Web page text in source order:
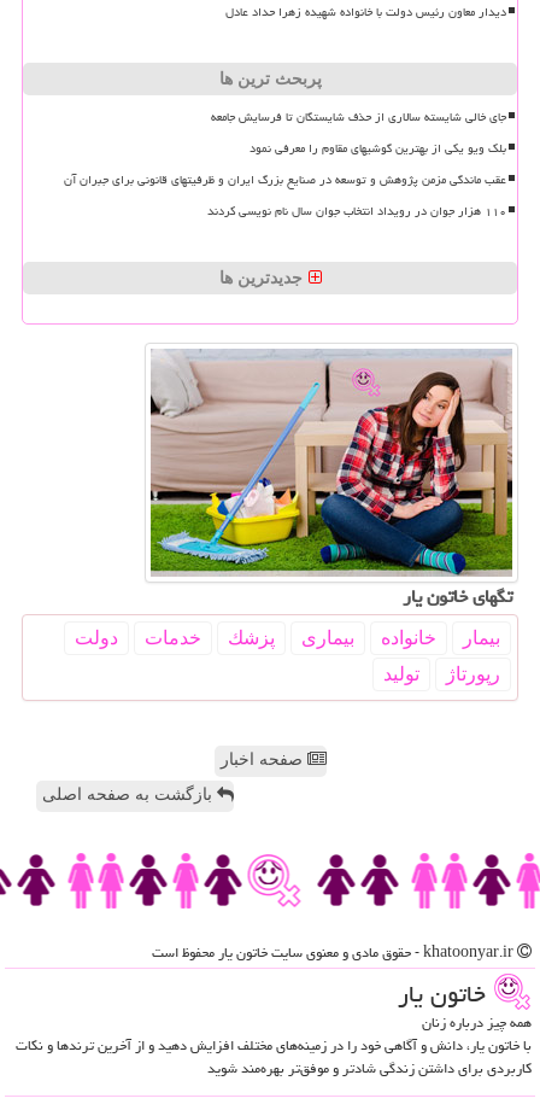
دیدار معاون رئیس دولت با خانواده شهیده زهرا حداد عادل
پربحث ترین ها
جای خالی شایسته سالاری از حذف شایستگان تا فرسایش جامعه
بلک ویو یکی از بهترین گوشیهای مقاوم را معرفی نمود
عقب ماندگی مزمن پژوهش و توسعه در صنایع بزرگ ایران و ظرفیتهای قانونی برای جبران آن
۱۱۰ هزار جوان در رویداد انتخاب جوان سال نام نویسی کردند
جدیدترین ها
تگهای خاتون یار
بیمار خانواده بیماری پزشك خدمات
دولت
رپورتاژ
تولید
صفحه اخبار
بازگشت به صفحه اصلی
خاتون یار
همه چیز درباره زنان
با خاتون یار، دانش و آگاهی خود را در زمینه‌های مختلف افزایش دهید و از آخرین ترندها و نکات
کاربردی برای داشتن زندگی شادتر و موفق‌تر بهره‌مند شوید